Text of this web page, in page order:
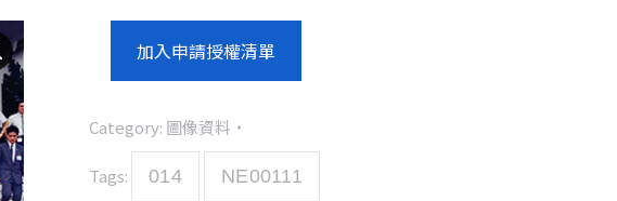
加入申請授權清單
Category: 圖像資料
Tags: 014 NE00111